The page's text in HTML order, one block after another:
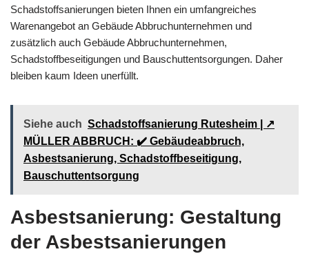
Schadstoffsanierungen bieten Ihnen ein umfangreiches
Warenangebot an Gebäude Abbruchunternehmen und
zusätzlich auch Gebäude Abbruchunternehmen,
Schadstoffbeseitigungen und Bauschuttentsorgungen. Daher
bleiben kaum Ideen unerfüllt.
Siehe auch Schadstoffsanierung Rutesheim | ↗️
MÜLLER ABBRUCH: ✔️ Gebäudeabbruch,
Asbestsanierung, Schadstoffbeseitigung,
Bauschuttentsorgung
Asbestsanierung: Gestaltung
der Asbestsanierungen